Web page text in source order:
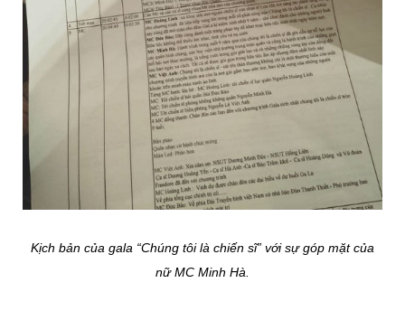
Kịch bản của gala “Chúng tôi là chiến sĩ” với sự góp mặt của
nữ MC Minh Hà.